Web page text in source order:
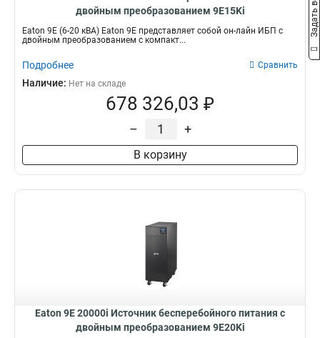
двойным преобразованием 9E15Ki
Eaton 9E (6-20 кВА) Eaton 9E представляет собой он-лайн ИБП с
двойным преобразованием с компакт...
Подробнее Сравнить
Наличие: Нет на складе
678 326,03 ₽
– +
В корзину
Eaton 9E 20000i Источник бесперебойного питания с
двойным преобразованием 9E20Ki